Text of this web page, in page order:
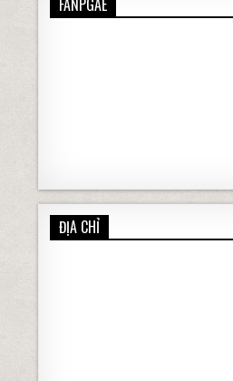
FANPGAE
ĐỊA CHỈ